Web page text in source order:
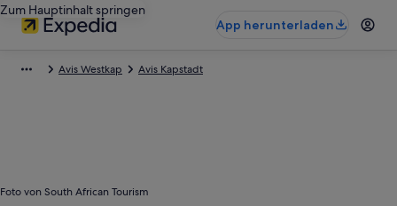
Zum Hauptinhalt springen
App herunterladen
Avis Westkap Avis Kapstadt
Foto von South African Tourism